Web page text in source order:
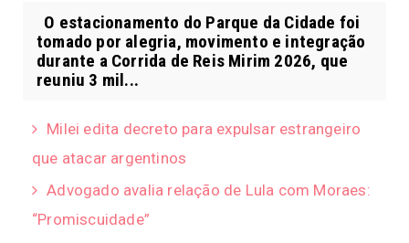
O estacionamento do Parque da Cidade foi
tomado por alegria, movimento e integração
durante a Corrida de Reis Mirim 2026, que
reuniu 3 mil...
Milei edita decreto para expulsar estrangeiro
que atacar argentinos
Advogado avalia relação de Lula com Moraes:
“Promiscuidade”